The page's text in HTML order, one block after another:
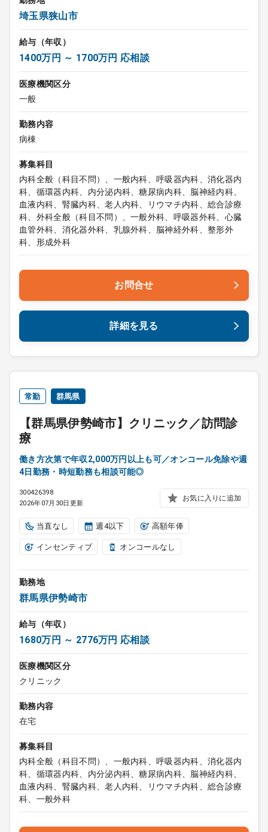
埼玉県狭山市
給与（年収）
1400万円 ～ 1700万円 応相談
医療機関区分
一般
勤務内容
病棟
募集科目
内科全般（科目不問）、一般内科、呼吸器内科、消化器内
科、循環器内科、内分泌内科、糖尿病内科、脳神経内科、
血液内科、腎臓内科、老人内科、リウマチ内科、総合診療
科、外科全般（科目不問）、一般外科、呼吸器外科、心臓
血管外科、消化器外科、乳腺外科、脳神経外科、整形外
科、形成外科
お問合せ
詳細を見る
常勤 群馬県
【群馬県伊勢崎市】クリニック／訪問診
療
働き方次第で年収2,000万円以上も可／オンコール免除や週
4日勤務・時短勤務も相談可能◎
300426398
2026年07月30日更新
お気に入りに追加
当直なし 週4以下 高額年俸
インセンティブ オンコールなし
勤務地
群馬県伊勢崎市
給与（年収）
1680万円 ～ 2776万円 応相談
医療機関区分
クリニック
勤務内容
在宅
募集科目
内科全般（科目不問）、一般内科、呼吸器内科、消化器内
科、循環器内科、内分泌内科、糖尿病内科、脳神経内科、
血液内科、腎臓内科、老人内科、リウマチ内科、総合診療
科、一般外科